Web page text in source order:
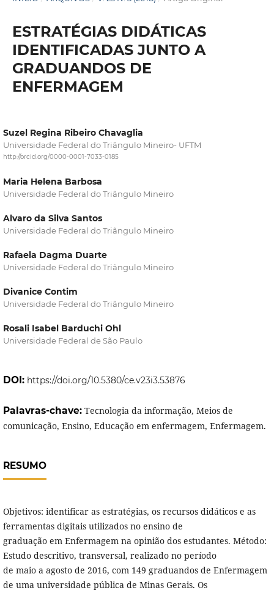
ESTRATÉGIAS DIDÁTICAS
IDENTIFICADAS JUNTO A
GRADUANDOS DE
ENFERMAGEM
Suzel Regina Ribeiro Chavaglia
Universidade Federal do Triângulo Mineiro- UFTM
http://orcid.org/0000-0001-7033-0185
Maria Helena Barbosa
Universidade Federal do Triângulo Mineiro
Alvaro da Silva Santos
Universidade Federal do Triângulo Mineiro
Rafaela Dagma Duarte
Universidade Federal do Triângulo Mineiro
Divanice Contim
Universidade Federal do Triângulo Mineiro
Rosali Isabel Barduchi Ohl
Universidade Federal de São Paulo
DOI: https://doi.org/10.5380/ce.v23i3.53876
Palavras-chave: Tecnologia da informação, Meios de
comunicação, Ensino, Educação em enfermagem, Enfermagem.
RESUMO
Objetivos: identificar as estratégias, os recursos didáticos e as
ferramentas digitais utilizados no ensino de
graduação em Enfermagem na opinião dos estudantes. Método:
Estudo descritivo, transversal, realizado no período
de maio a agosto de 2016, com 149 graduandos de Enfermagem
de uma universidade pública de Minas Gerais. Os